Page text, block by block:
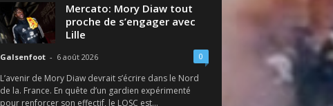
Mercato: Mory Diaw tout
proche de s’engager avec
Lille
Galsenfoot - 6 août 2026 0
L’avenir de Mory Diaw devrait s’écrire dans le Nord
de la. France. En quête d’un gardien expérimenté
pour renforcer son effectif, le LOSC est...